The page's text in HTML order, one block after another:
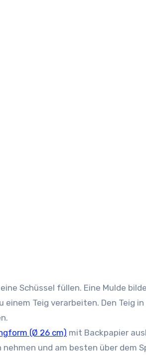
Schüssel füllen. Eine Mulde
einem Teig verarbeiten. Den Teig
(Ø 26 cm) mit Backpapier
und am besten über dem